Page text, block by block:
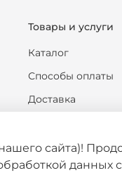
Товары и услуги
Каталог
Способы оплаты
Доставка
Формы
сайта)!
данных